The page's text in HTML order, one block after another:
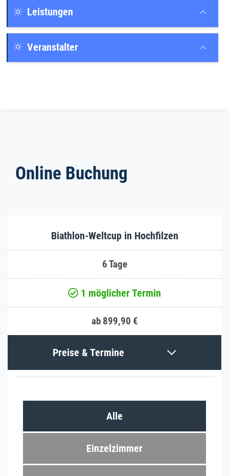
Leistungen
Veranstalter
Online Buchung
Biathlon-Weltcup in Hochfilzen
6 Tage
1 möglicher Termin
ab 899,90 €
Preise & Termine
Alle
Einzelzimmer